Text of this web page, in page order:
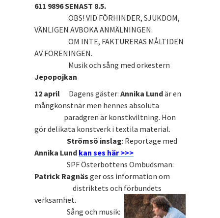
611 9896 SENAST 8.5.
OBS! VID FÖRHINDER, SJUKDOM,
VÄNLIGEN AVBOKA ANMÄLNINGEN.
OM INTE, FAKTURERAS MÅLTIDEN
AV FÖRENINGEN.
Musik och sång med orkestern
Jepopojkan
12 april
Dagens gäster: Annika Lundär en
mångkonstnär men hennes absoluta
paradgren är konstkviltning. Hon
gör delikata konstverk i textila material.
Strömsö inslag: Reportage med
Annika Lund kan ses här >>>
SPF Österbottens Ombudsman:
Patrick Ragnäs ger oss information om
distriktets och förbundets
verksamhet.
Sång och musik: